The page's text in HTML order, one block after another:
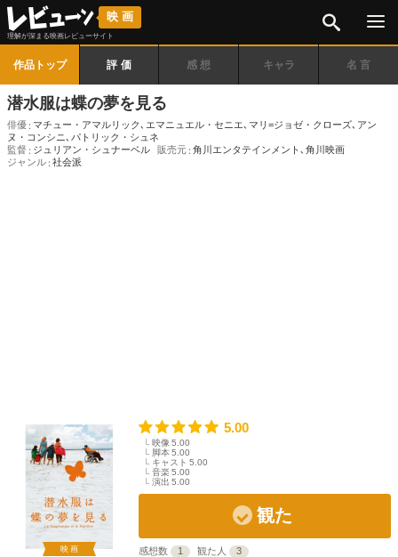
映画
理解が深まる映画レビューサイト
作品トップ 評価 感想 キャラ 名言
潜水服は蝶の夢を見る
俳優 マチュー・アマルリック､ エマニュエル・セニエ､ マリ=ジョゼ・クローズ､ アン
ヌ・コンシニ､ パトリック・シュネ
監督
ジュリアン・シュナーベル 販売元 角川エンタテインメント､ 角川映画
ジャンル 社会派
映画
5.00
映像 5.00
脚本5.00
キャスト 5.00
音楽5.00
演出 5.00
観た
感想数 1 観た人 3